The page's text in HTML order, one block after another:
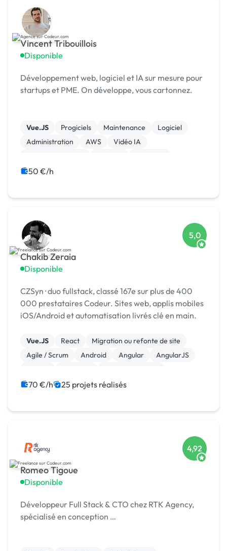
Vincent Tribouillois
Disponible
Développement web, logiciel et IA sur mesure pour
startups et PME. On développe, vous cartonnez.
Vue.JS Progiciels Maintenance
Logiciel
Administration
AWS
Vidéo IA
50 €/h
Chakib Zeraia
Disponible
5,0
CZSyn · duo fullstack, classé 167e sur plus de 400
000 prestataires Codeur. Sites web, applis mobiles
iOS/Android et automatisation livrés clé en main.
Vue.JS React
Migration ou refonte de site
Agile / Scrum
Android Angular
AngularJS
70 €/h 25 projets réalisés
Romeo Tigoue
Disponible
4,92
Développeur Full Stack & CTO chez RTK Agency,
spécialisé en conception …